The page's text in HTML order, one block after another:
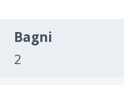
Bagni
2